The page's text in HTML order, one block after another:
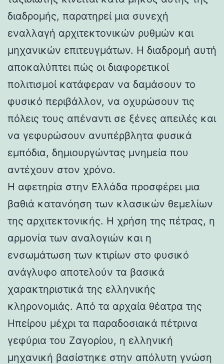
διαδρομής, παρατηρεί μια συνεχή
εναλλαγή αρχιτεκτονικών ρυθμών και
μηχανικών επιτευγμάτων. Η διαδρομή αυτή
αποκαλύπτει πώς οι διαφορετικοί
πολιτισμοί κατάφεραν να δαμάσουν το
φυσικό περιβάλλον, να οχυρώσουν τις
πόλεις τους απέναντι σε ξένες απειλές και
να γεφυρώσουν ανυπέρβλητα φυσικά
εμπόδια, δημιουργώντας μνημεία που
αντέχουν στον χρόνο.
Η αφετηρία στην Ελλάδα προσφέρει μια
βαθιά κατανόηση των κλασικών θεμελίων
της αρχιτεκτονικής. Η χρήση της πέτρας, η
αρμονία των αναλογιών και η
ενσωμάτωση των κτιρίων στο φυσικό
ανάγλυφο αποτελούν τα βασικά
χαρακτηριστικά της ελληνικής
κληρονομιάς. Από τα αρχαία θέατρα της
Ηπείρου μέχρι τα παραδοσιακά πέτρινα
γεφύρια του Ζαγορίου, η ελληνική
μηχανική βασίστηκε στην απόλυτη γνώση